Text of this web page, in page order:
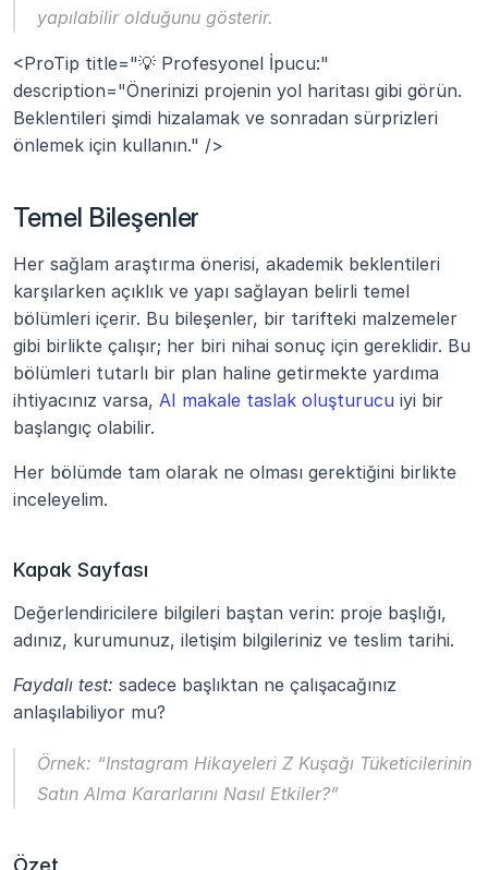
yapılabilir olduğunu gösterir.
<ProTip title="💡 Profesyonel İpucu:"
description="Önerinizi projenin yol haritası gibi görün.
Beklentileri şimdi hizalamak ve sonradan sürprizleri
önlemek için kullanın." />
Temel Bileşenler
Her sağlam araştırma önerisi, akademik beklentileri
karşılarken açıklık ve yapı sağlayan belirli temel
bölümleri içerir. Bu bileşenler, bir tarifteki malzemeler
gibi birlikte çalışır; her biri nihai sonuç için gereklidir. Bu
bölümleri tutarlı bir plan haline getirmekte yardıma
ihtiyacınız varsa, AI makale taslak oluşturucu iyi bir
başlangıç olabilir.
Her bölümde tam olarak ne olması gerektiğini birlikte
inceleyelim.
Kapak Sayfası
Değerlendiricilere bilgileri baştan verin: proje başlığı,
adınız, kurumunuz, iletişim bilgileriniz ve teslim tarihi.
Faydalı test: sadece başlıktan ne çalışacağınız
anlaşılabiliyor mu?
Örnek: “Instagram Hikayeleri Z Kuşağı Tüketicilerinin
Satın Alma Kararlarını Nasıl Etkiler?”